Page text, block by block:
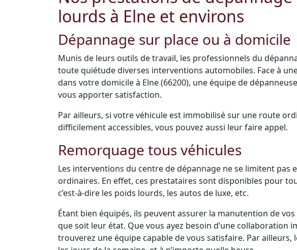
lourds à Elne et environs
Dépannage sur place ou à domicile
Munis de leurs outils de travail, les professionnels du
toute quiétude diverses interventions automobiles. Face à
dans votre domicile à Elne (66200), une équipe de
vous apporter satisfaction.
Par ailleurs, si votre véhicule est immobilisé sur une route
difficilement accessibles, vous pouvez aussi leur faire appel.
Remorquage tous véhicules
Les interventions du centre de dépannage ne se limitent pas
ordinaires. En effet, ces prestataires sont disponibles pour
c’est-à-dire les poids lourds, les autos de luxe, etc.
Étant bien équipés, ils peuvent assurer la manutention de
que soit leur état. Que vous ayez besoin d’une collaboration
trouverez une équipe capable de vous satisfaire. Par